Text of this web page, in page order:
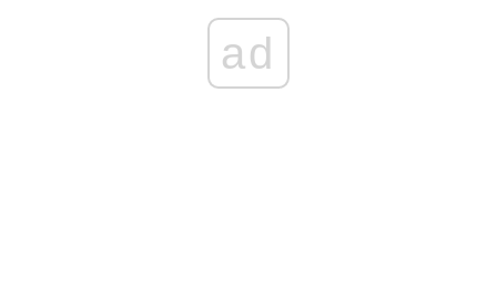
ad